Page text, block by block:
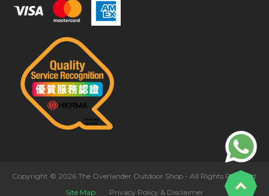
Copyright © 2026 The Overlander Outdoor Shop - All Rights Reserved.
Site Map
Privacy Policy & Disclaimer